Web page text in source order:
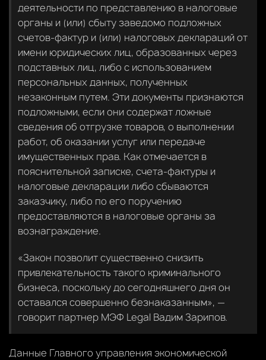
деятельности по представлению в налоговые
органы и (или) сбыту заведомо подложных
счетов-фактур и (или) налоговых деклараций от
имени юридических лиц, образованных через
подставных лиц, либо с использованием
персональных данных, полученных
незаконным путем. Эти документы признаются
подложными, если они содержат ложные
сведения об отгрузке товаров, о выполнении
работ, об оказании услуг или передаче
имущественных прав. Как отмечается в
пояснительной записке, счета-фактуры и
налоговые декларации либо сбываются
заказчику, либо по его поручению
предоставляются в налоговые органы за
вознаграждение.
«Закон позволит существенно снизить
привлекательность такого криминального
бизнеса, поскольку до сегодняшнего дня он
оставался совершенно безнаказанным», —
говорит партнер МЭФ Legal Вадим Зарипов.
Данные Главного управления экономической